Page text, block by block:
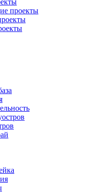
проекты